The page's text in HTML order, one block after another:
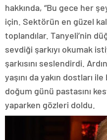
hakkında, “Bu gece her
için. Sektörün en güzel
toplandılar. Tanyeli’nin
sevdiği şarkıyı okumak
şarkısını seslendirdi.
yaşını da yakın dostları
doğum günü pastasını
yaparken gözleri doldu.